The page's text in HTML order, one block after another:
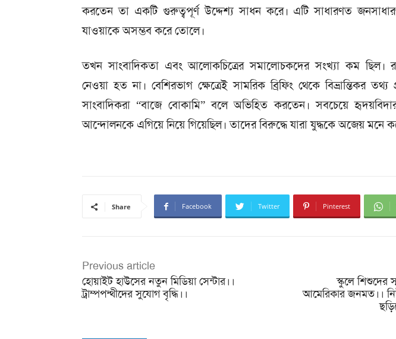
করতেন তা একটি গুরুত্বপূর্ণ উদ্দেশ্য সাধন করে। এটি সাধারণত
যাওয়াকে অসম্ভব করে তোলে।
তখন সাংবাদিকতা এবং আলোকচিত্রের সমালোচকদের সংখ্যা কম ছিল।
নেওয়া হত না। বেশিরভাগ ক্ষেত্রেই সামরিক ব্রিফিং থেকে বিভ্রান্তিকর
সাংবাদিকরা “বাজে বোকামি” বলে অভিহিত করতেন। সবচেয়ে
আন্দোলনকে এগিয়ে নিয়ে গিয়েছিল। তাদের বিরুদ্ধে যারা যুদ্ধকে অজেয় মনে
Share Facebook Twitter Pinterest
Previous article
হোয়াইট হাউসের নতুন মিডিয়া সেন্টার।।
ট্রাম্পপন্থীদের সুযোগ বৃদ্ধি।।
স্কুলে শিশুদের
আমেরিকার জনমত।।